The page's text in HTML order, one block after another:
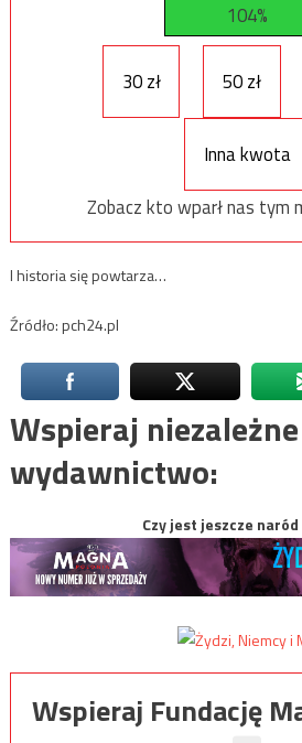
104%
30 zł 50 zł
Inna kwota
Zobacz kto wparł nas tym
I historia się powtarza…
Źródło: pch24.pl
Wspieraj niezależne
wydawnictwo:
Czy jest jeszcze
Wspieraj Fundację